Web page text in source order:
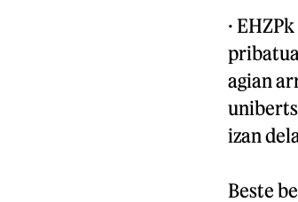
·
agian
izan
Beste